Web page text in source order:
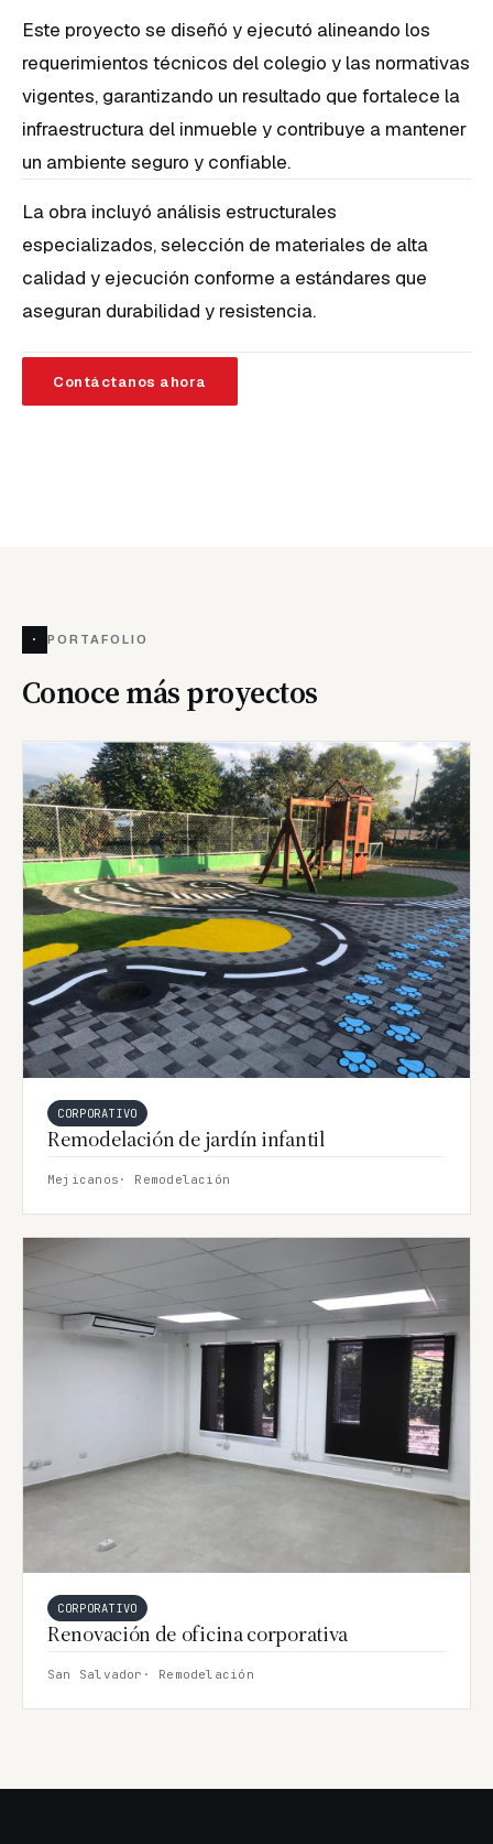
Este proyecto se diseñó y ejecutó alineando los
requerimientos técnicos del colegio y las normativas
vigentes, garantizando un resultado que fortalece la
infraestructura del inmueble y contribuye a mantener
un ambiente seguro y confiable.
La obra incluyó análisis estructurales
especializados, selección de materiales de alta
calidad y ejecución conforme a estándares que
aseguran durabilidad y resistencia.
Contáctanos ahora
· PORTAFOLIO
Conoce más proyectos
CORPORATIVO
Remodelación de jardín infantil
Mejicanos · Remodelación
CORPORATIVO
Renovación de oficina corporativa
San Salvador · Remodelación